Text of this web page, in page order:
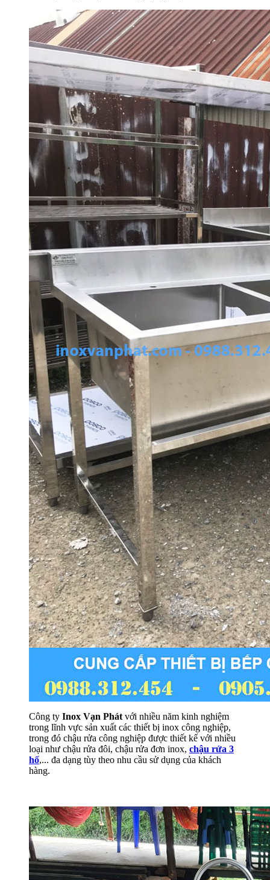
Công ty Inox Vạn Phát với nhiều năm kinh nghiệm
trong lĩnh vực sản xuất các thiết bị inox công nghiệp,
trong đó chậu rửa công nghiệp được thiết kế với nhiều
loại như chậu rửa đôi, chậu rửa đơn inox, chậu rửa 3
hố,... đa dạng tùy theo nhu cầu sử dụng của khách
hàng.